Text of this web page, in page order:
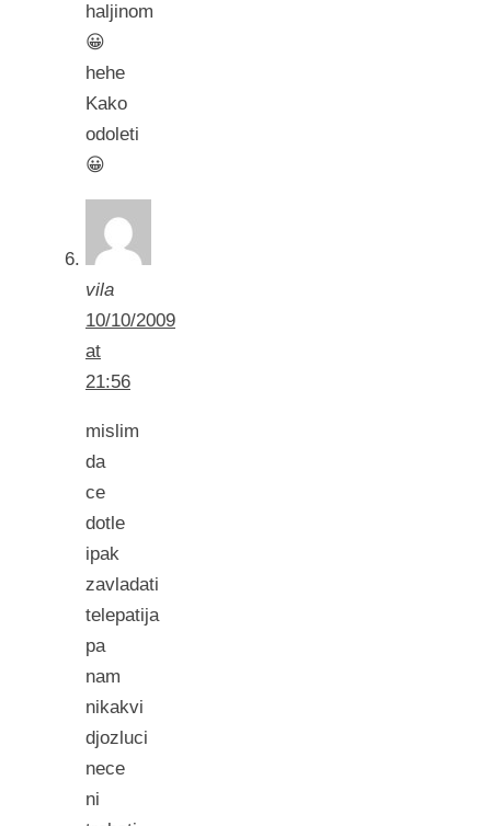
haljinom
😀
hehe
Kako
odoleti
😀
vila
10/10/2009
at
21:56
mislim
da
ce
dotle
ipak
zavladati
telepatija
pa
nam
nikakvi
djozluci
nece
ni